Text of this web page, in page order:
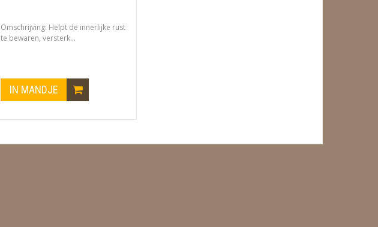
Omschrijving: Helpt de innerlijke rust
te bewaren, versterk...
IN MANDJE